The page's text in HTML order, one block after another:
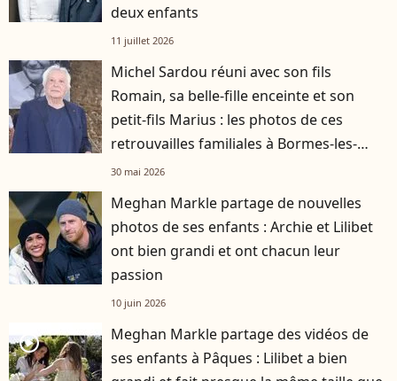
deux enfants
11 juillet 2026
Michel Sardou réuni avec son fils
Romain, sa belle-fille enceinte et son
petit-fils Marius : les photos de ces
retrouvailles familiales à Bormes-les-
Mimosas
30 mai 2026
Meghan Markle partage de nouvelles
photos de ses enfants : Archie et Lilibet
ont bien grandi et ont chacun leur
passion
10 juin 2026
player2
Meghan Markle partage des vidéos de
ses enfants à Pâques : Lilibet a bien